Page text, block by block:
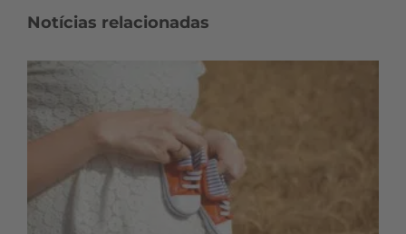
Notícias relacionadas